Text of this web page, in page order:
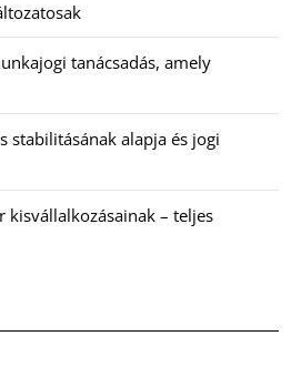
tanácsadás, amely
stabilitásának alapja és jogi
kisvállalkozásainak – teljes